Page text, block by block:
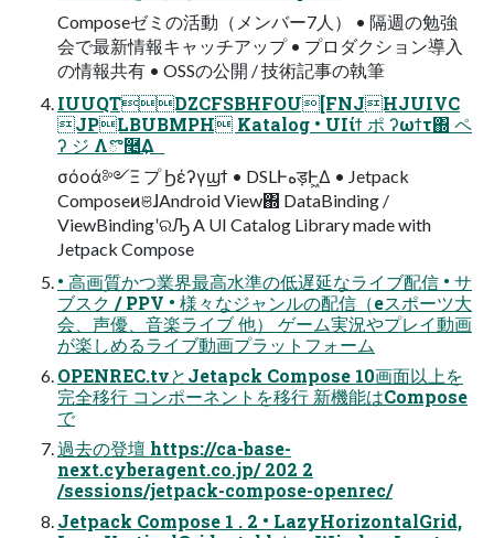
Composeゼミの活動（メンバー7⼈） • 隔週の勉強
会で最新情報キャッチアップ • プロダクション導⼊
の情報共有 • OSSの公開 / 技術記事の執筆
IUUQTDZCFSBHFOU[FNJHJUIVC
JPLBUBMPH Katalog • UIίϯ ポ ʔωϯτ΍ ペ
ʔ ジ Λొ࿥͢Δ
σόοά༻Ξ プ Ϧέʔγϣϯ • DSLͰهड़Ͱ͖Δ • Jetpack
ComposeͷଞɺAndroid View΍ DataBinding /
ViewBindingʹରԠ A UI Catalog Library made with
Jetpack Compose
• ⾼画質かつ業界最⾼⽔準の低遅延なライブ配信 • サ
ブスク / PPV • 様々なジャンルの配信（eスポーツ⼤
会、声優、⾳楽ライブ 他） ゲーム実況やプレイ動画
が楽しめるライブ動画プラットフォーム
OPENREC.tvとJetapck Compose 10画⾯以上を
完全移⾏ コンポーネントを移⾏ 新機能はCompose
で
過去の登壇 https://ca-base-
next.cyberagent.co.jp/ 202 2
/sessions/jetpack-compose-openrec/
Jetpack Compose 1 . 2 • LazyHorizontalGrid,